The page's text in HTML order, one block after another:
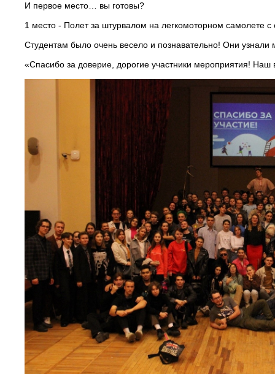
И первое место… вы готовы?
1 место - Полет за штурвалом на легкомоторном самолете
Студентам было очень весело и познавательно! Они
«Спасибо за доверие, дорогие участники мероприятия! Наш